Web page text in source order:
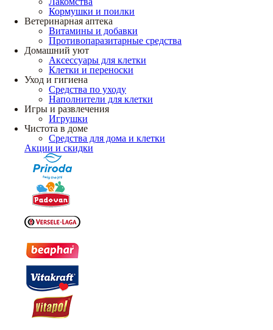
Кормушки и поилки
Ветеринарная аптека
Витамины и добавки
Противопаразитарные средства
Домашний уют
Аксессуары для клетки
Клетки и переноски
Уход и гигиена
Средства по уходу
Наполнители для клетки
Игры и развлечения
Игрушки
Чистота в доме
Средства для дома и клетки
Акции и скидки